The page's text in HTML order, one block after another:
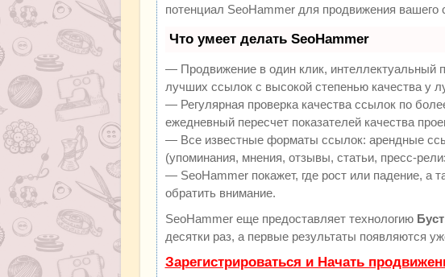
потенциал SeoHammer для продвижения вашего
Что умеет делать SeoHammer
— Продвижение в один клик, интеллектуальный
лучших ссылок с высокой степенью качества у
— Регулярная проверка качества ссылок по
ежедневный пересчет показателей качества
— Все известные форматы ссылок: арендные
(упоминания, мнения, отзывы, статьи, пресс-
— SeoHammer покажет, где рост или падение, а
обратить внимание.
SeoHammer еще предоставляет технологию Буст
десятки раз, а первые результаты появляются
Зарегистрироваться и Начать